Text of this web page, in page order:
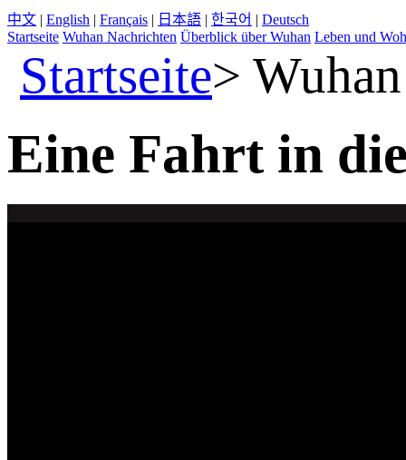
中文 | English | Français | 日本語 | 한국어 | Deutsch
Startseite Wuhan Nachrichten Überblick über Wuhan Leben und
Startseite>
Eine Fahrt in